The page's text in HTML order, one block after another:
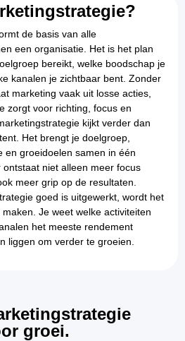
de basis van alle
een organisatie. Het is het plan
bereikt, welke boodschap je
kanalen je zichtbaar bent. Zonder
marketing vaak uit losse acties,
zorgt voor richting, focus en
kijkt verder dan
Het brengt je doelgroep,
en groeidoelen samen in één
niet alleen meer focus
meer grip op de resultaten.
goed is uitgewerkt, wordt het
Je weet welke activiteiten
het meeste rendement
liggen om verder te groeien.
groei.